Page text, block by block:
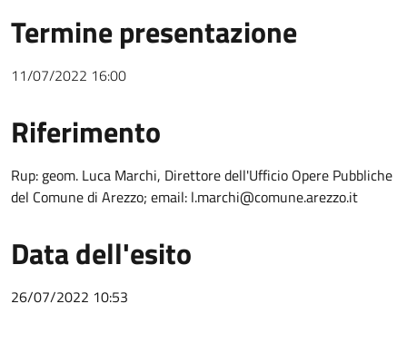
Termine presentazione
11/07/2022 16:00
Riferimento
Riferimento
Rup: geom. Luca Marchi, Direttore dell'Ufficio Opere Pubbliche
del Comune di Arezzo; email: l.marchi@comune.arezzo.it
Data dell'esito
26/07/2022 10:53